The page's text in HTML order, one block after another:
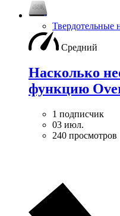
Твердотельные
Средний
Насколько
функцию
1 подписчик
03 июл.
240 просмотров